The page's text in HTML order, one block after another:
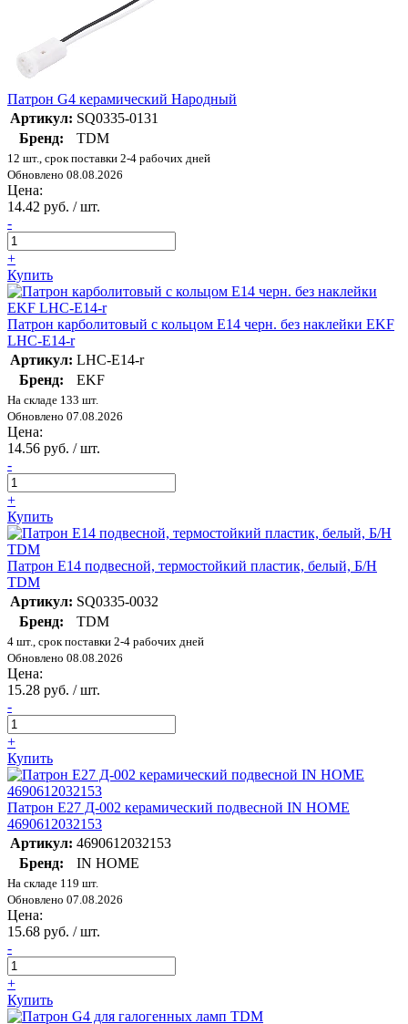
Патрон G4 керамический Народный
Артикул: SQ0335-0131
Бренд:
TDM
12 шт., срок поставки 2-4 рабочих дней
Обновлено 08.08.2026
Цена:
14.42 руб. / шт.
-
+
Купить
Патрон карболитовый с кольцом Е14 черн. без наклейки EKF
LHC-E14-r
Артикул: LHC-E14-r
Бренд:
EKF
На складе 133 шт.
Обновлено 07.08.2026
Цена:
14.56 руб. / шт.
-
+
Купить
Патрон Е14 подвесной, термостойкий пластик, белый, Б/Н
TDM
Артикул: SQ0335-0032
Бренд:
TDM
4 шт., срок поставки 2-4 рабочих дней
Обновлено 08.08.2026
Цена:
15.28 руб. / шт.
-
+
Купить
Патрон E27 Д-002 керамический подвесной IN HOME
4690612032153
Артикул: 4690612032153
Бренд:
IN HOME
На складе 119 шт.
Обновлено 07.08.2026
Цена:
15.68 руб. / шт.
-
+
Купить